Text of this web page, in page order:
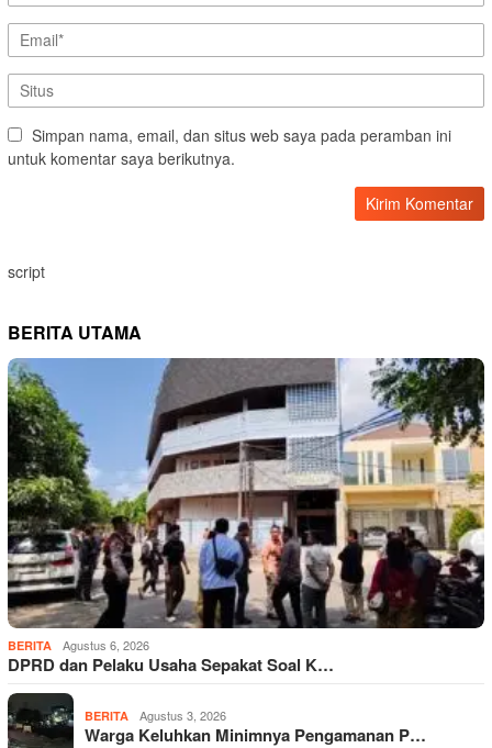
Simpan nama, email, dan situs web saya pada peramban ini
untuk komentar saya berikutnya.
script
BERITA UTAMA
BERITA Agustus 6, 2026
DPRD dan Pelaku Usaha Sepakat Soal K…
BERITA Agustus 3, 2026
Warga Keluhkan Minimnya Pengamanan P…